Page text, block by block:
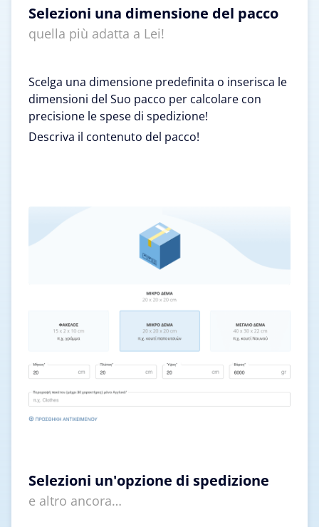
Selezioni una dimensione del pacco
quella più adatta a Lei!
Scelga una dimensione predefinita o inserisca le
dimensioni del Suo pacco per calcolare con
precisione le spese di spedizione!
Descriva il contenuto del pacco!
Selezioni un'opzione di spedizione
e altro ancora…